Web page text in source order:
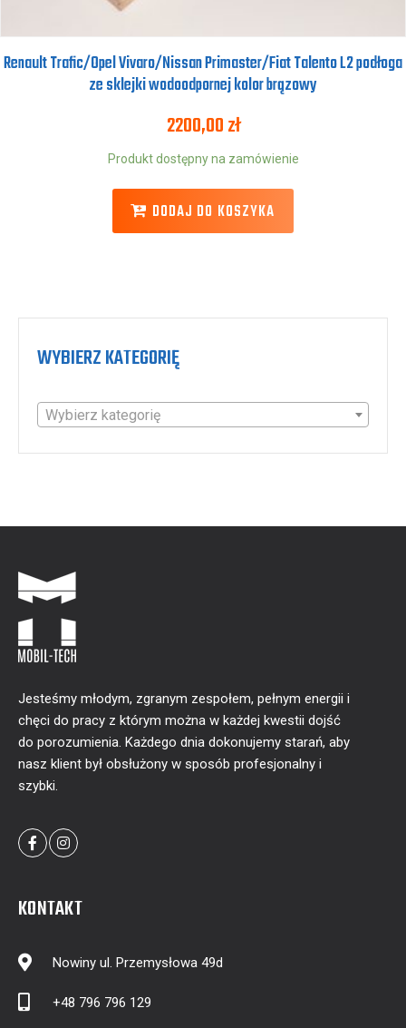
Renault Trafic/Opel Vivaro/Nissan Primaster/Fiat Talento L2 podłoga
ze sklejki wodoodpornej kolor brązowy
2200,00zł
Produkt dostępny na zamówienie
DODAJ DO KOSZYKA
WYBIERZ KATEGORIĘ
Wybierz kategorię
Jesteśmy młodym, zgranym zespołem, pełnym energii i
chęci do pracy z którym można w każdej kwestii dojść
do porozumienia. Każdego dnia dokonujemy starań, aby
nasz klient był obsłużony w sposób profesjonalny i
szybki.
KONTAKT
Nowiny ul. Przemysłowa 49d
+48 796 796 129